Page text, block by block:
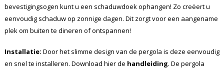
bevestigingsogen kunt u een schaduwdoek ophangen! Zo creëert u
eenvoudig schaduw op zonnige dagen. Dit zorgt voor een aangename
plek om buiten te dineren of ontspannen!
Installatie: Door het slimme design van de pergola is deze eenvoudig
en snel te installeren. Download hier de handleiding. De pergola